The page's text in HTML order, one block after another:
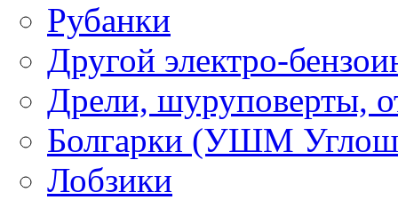
Рубанки
Другой электро-
Дрели, шуруповерты,
Болгарки (УШМ
Лобзики